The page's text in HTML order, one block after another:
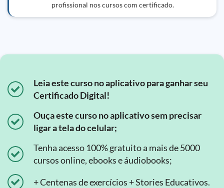
profissional nos cursos com certificado.
Leia este curso no aplicativo para ganhar seu
Certificado Digital!
Ouça este curso no aplicativo sem precisar
ligar a tela do celular;
Tenha acesso 100% gratuito a mais de 5000
cursos online, ebooks e áudiobooks;
+ Centenas de exercícios + Stories Educativos.